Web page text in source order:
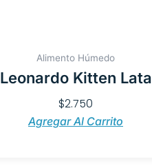
Alimento Húmedo
Leonardo Kitten Lata
$2.750
Agregar Al Carrito